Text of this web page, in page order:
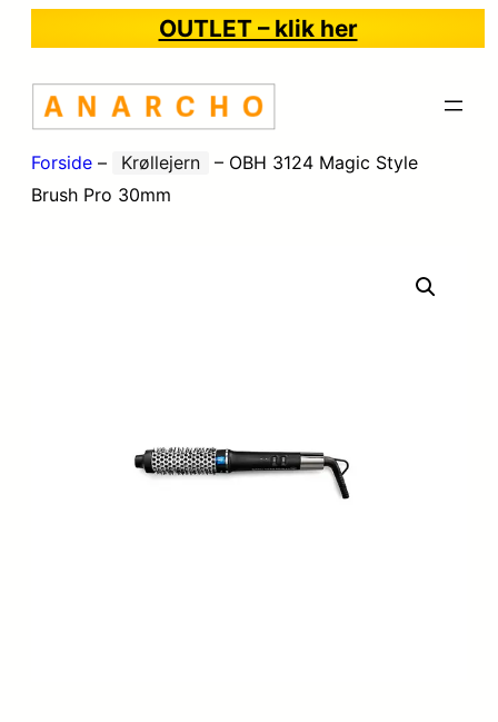
OUTLET – klik her
Forside – Krøllejern – OBH 3124 Magic Style
Brush Pro 30mm